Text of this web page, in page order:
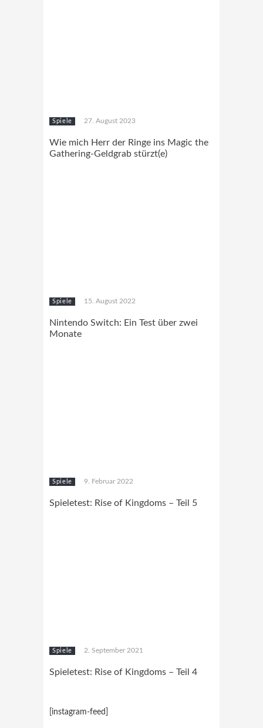
Spiele 27. August 2023
Wie mich Herr der Ringe ins Magic the
Gathering-Geldgrab stürzt(e)
Spiele 15. August 2022
Nintendo Switch: Ein Test über zwei
Monate
Spiele 9. Februar 2022
Spieletest: Rise of Kingdoms – Teil 5
Spiele 2. September 2021
Spieletest: Rise of Kingdoms – Teil 4
[instagram-feed]